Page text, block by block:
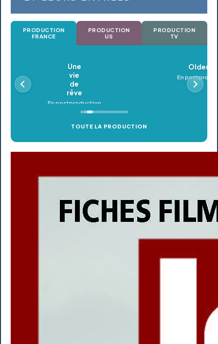
PRODUCTION
FRANCE
PRODUCTION
US
PRODUCTION
TV
Oldeupe
En postproduction
TOUTE LA PRODUCTION